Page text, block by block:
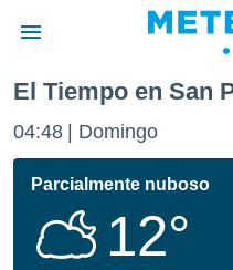
de
por
se
calidad.
El Tiempo en San
04:48 Domingo
Parcialmente nuboso
12°